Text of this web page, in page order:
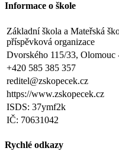
Informace o škole
Základní škola a Mateřská
příspěvková organizace
Dvorského 115/33,
+420 585 385 357
reditel@zskopecek.cz
https://www.zskopecek.cz
ISDS: 37ymf2k
IČ: 70631042
Rychlé odkazy